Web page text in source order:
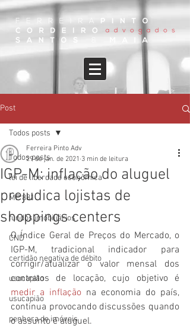
Post
Todos posts
lei de liberdade econômica
MP 881
fundos imobiliários
CND
certidão negativa de débito
usocapião
usucapião
penhora de imóveis
Todos posts
IGP-M: inflação do aluguel
prejudica lojistas de
shoppings centers
Ferreira Pinto Adv
29 de jan. de 2021 3 min de leitura
O Índice Geral de Preços do Mercado, o
IGP-M, tradicional indicador para
corrigir/atualizar o valor mensal dos
contratos de locação,
medir a inflação
continua provocando discussões quando
o assunto é aluguel.